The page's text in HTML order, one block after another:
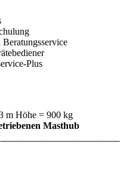
Plus
m Höhe = 900 kg
Masthub